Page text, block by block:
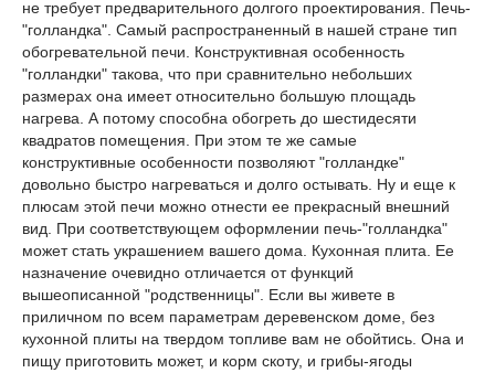
не требует предварительного долгого проектирования. Печь-
"голландка". Самый распространенный в нашей стране тип
обогревательной печи. Конструктивная особенность
"голландки" такова, что при сравнительно небольших
размерах она имеет относительно большую площадь
нагрева. А потому способна обогреть до шестидесяти
квадратов помещения. При этом те же самые
конструктивные особенности позволяют "голландке"
довольно быстро нагреваться и долго остывать. Ну и еще к
плюсам этой печи можно отнести ее прекрасный внешний
вид. При соответствующем оформлении печь-"голландка"
может стать украшением вашего дома. Кухонная плита. Ее
назначение очевидно отличается от функций
вышеописанной "родственницы". Если вы живете в
приличном по всем параметрам деревенском доме, без
кухонной плиты на твердом топливе вам не обойтись. Она и
пищу приготовить может, и корм скоту, и грибы-ягоды